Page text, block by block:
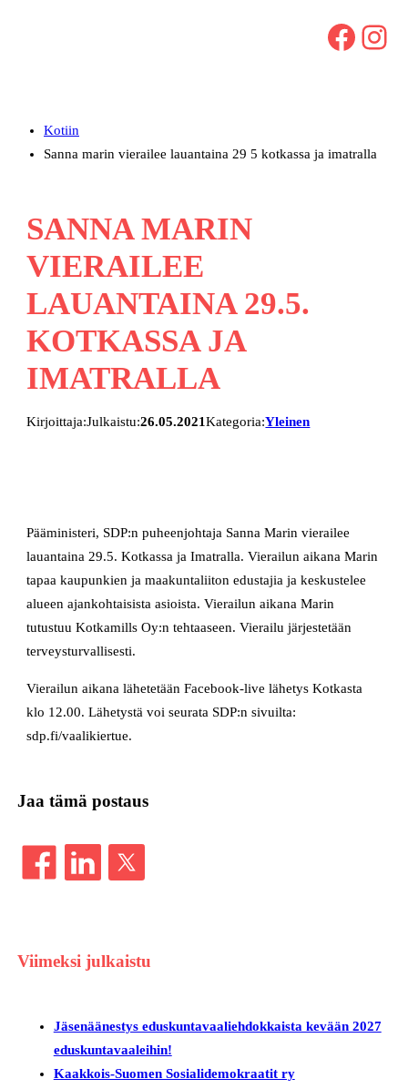
Facebook Instagram
Kotiin
Sanna marin vierailee lauantaina 29 5 kotkassa ja imatralla
SANNA MARIN
VIERAILEE
LAUANTAINA 29.5.
KOTKASSA JA
IMATRALLA
Kirjoittaja:Julkaistu:26.05.2021Kategoria:Yleinen
Pääministeri, SDP:n puheenjohtaja Sanna Marin vierailee
lauantaina 29.5. Kotkassa ja Imatralla. Vierailun aikana Marin
tapaa kaupunkien ja maakuntaliiton edustajia ja keskustelee
alueen ajankohtaisista asioista. Vierailun aikana Marin
tutustuu Kotkamills Oy:n tehtaaseen. Vierailu järjestetään
terveysturvallisesti.
Vierailun aikana lähetetään Facebook-live lähetys Kotkasta
klo 12.00. Lähetystä voi seurata SDP:n sivuilta:
sdp.fi/vaalikiertue.
Jaa tämä postaus
Viimeksi julkaistu
Jäsenäänestys eduskuntavaaliehdokkaista kevään 2027
eduskuntavaaleihin!
Kaakkois-Suomen Sosialidemokraatit ry